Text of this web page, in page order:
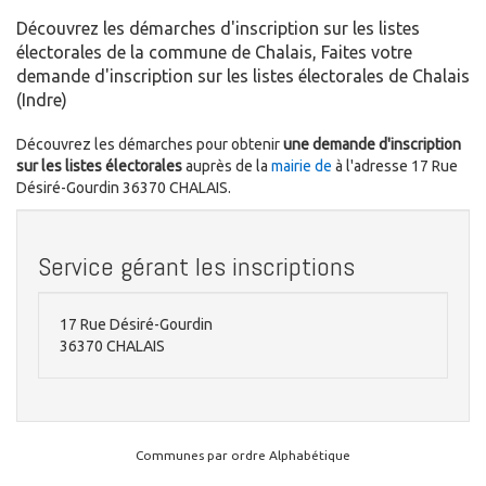
Découvrez les démarches d'inscription sur les listes
électorales de la commune de Chalais, Faites votre
demande d'inscription sur les listes électorales de Chalais
(Indre)
Découvrez les démarches pour obtenirune demande d'inscription
sur les listes électoralesauprès de la mairie de à l'adresse 17 Rue
Désiré-Gourdin 36370 CHALAIS.
Service gérant les inscriptions
17 Rue Désiré-Gourdin
36370 CHALAIS
Communes par ordre Alphabétique